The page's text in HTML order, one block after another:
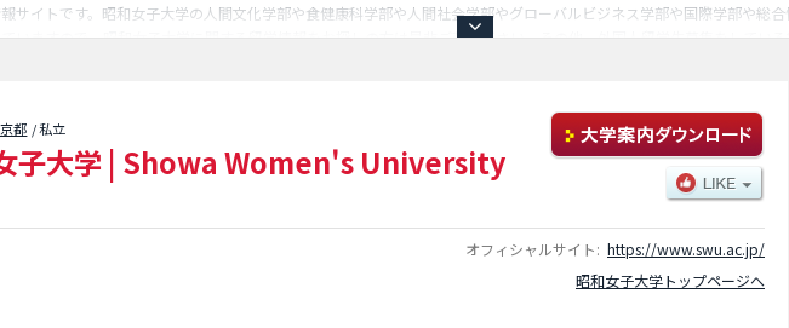
サイトです。昭和女子大学の人間文化学部や食健康科学部や人間社会学部やグローバルビジネス学部や国際学部や総
いますので、昭和女子大学に関する留学情報をお探しの方は是非ご利用下さい。その他、外国人留学生募集をしてい
都 / 私立
子大学 | Showa Women's University
オフィシャルサイト: https://www.swu.ac.jp/
昭和女子大学トップページへ